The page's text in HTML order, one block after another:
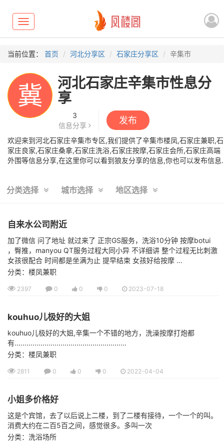
Toggle
navigation
当前位置： 首页 河北分享区 石家庄分享区 辛集市
冀
河北石家庄辛集市性息分
享
3
信息分享
发布
欢迎来到河北石家庄辛集市专区,我们提供了辛集市楼凤,石家庄兼职,石
家庄良家,石家庄桑拿,石家庄洗浴,石家庄按摩,石家庄会所,石家庄高端
外围等信息分享,在这里你可以看到狼友分享的信息,你也可以发布信息.
分类选择 城市选择 地区选择
自来水公司附近
加了微信 问了地址 就过来了 正宗GS服务，洗浴10分钟 按摩botui
，臀推，manyou QT服务过程大同小异 不详细讲 整个过程无比刺激
女孩很配合 时间都是坐满为止 提早结束 女孩好给按摩 ...
分类：楼凤兼职
2397 0 0 0 2023-07-18
kouhuo儿极好的大姐
kouhuo儿极好的大姐,辛集一个不错的地方，洗澡按摩打炮都
有........................................................
分类：楼凤兼职
2811 0 0 0 2022-04-04
小姐多价格好
这是个宾馆，去了以后说上二楼，到了二楼有接待，一个一个的叫。
消费大约在二百5百之间，感觉很多。多叫一次
分类：洗浴场所